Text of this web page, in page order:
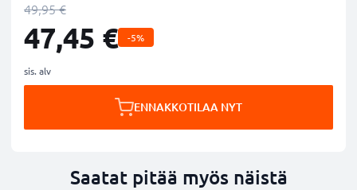
49,95 €
47,45 € -5%
sis. alv
ENNAKKOTILAA NYT
Saatat pitää myös näistä